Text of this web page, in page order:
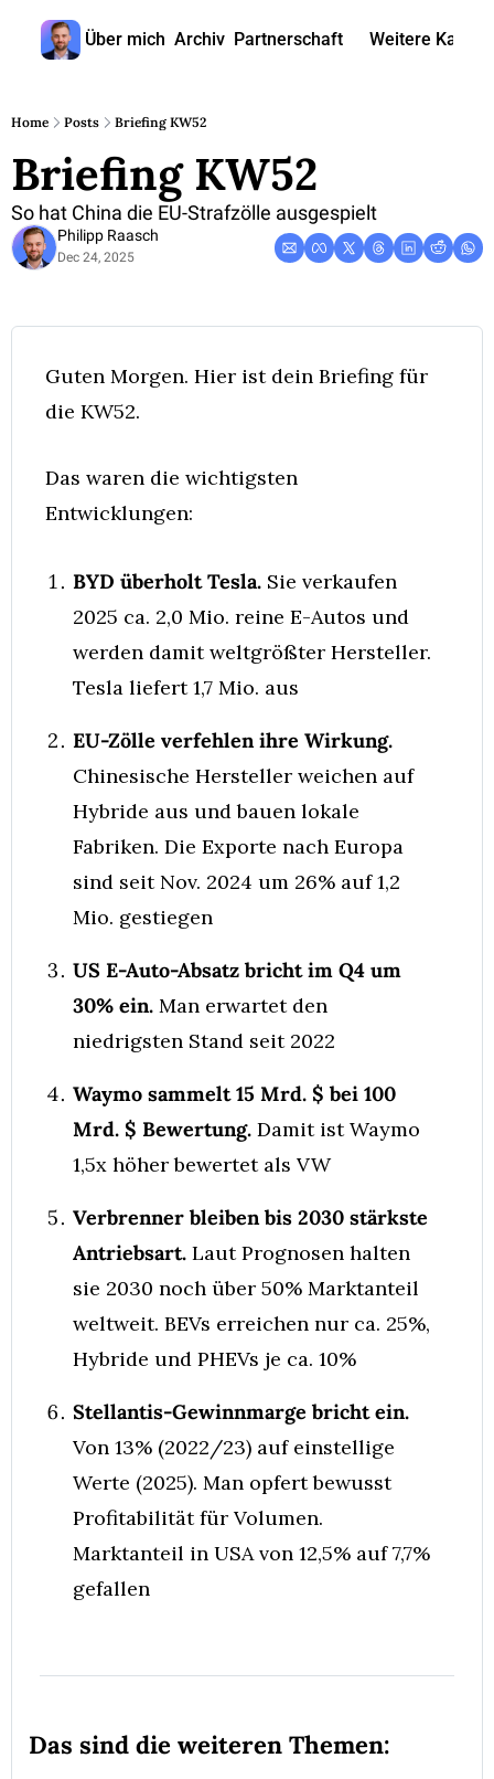
Über mich Archiv Partnerschaft Weitere Kanäle
Home Posts Briefing KW52
Briefing KW52
So hat China die EU-Strafzölle ausgespielt
Philipp Raasch
Dec 24, 2025
Guten Morgen. Hier ist dein Briefing für
die KW52.
Das waren die wichtigsten
Entwicklungen:
BYD überholt Tesla. Sie verkaufen
2025 ca. 2,0 Mio. reine E-Autos und
werden damit weltgrößter Hersteller.
Tesla liefert 1,7 Mio. aus
EU-Zölle verfehlen ihre Wirkung.
Chinesische Hersteller weichen auf
Hybride aus und bauen lokale
Fabriken. Die Exporte nach Europa
sind seit Nov. 2024 um 26% auf 1,2
Mio. gestiegen
US E-Auto-Absatz bricht im Q4 um
30% ein. Man erwartet den
niedrigsten Stand seit 2022
Waymo sammelt 15 Mrd. $ bei 100
Mrd. $ Bewertung. Damit ist Waymo
1,5x höher bewertet als VW
Verbrenner bleiben bis 2030 stärkste
Antriebsart. Laut Prognosen halten
sie 2030 noch über 50% Marktanteil
weltweit. BEVs erreichen nur ca. 25%,
Hybride und PHEVs je ca. 10%
Stellantis-Gewinnmarge bricht ein.
Von 13% (2022/23) auf einstellige
Werte (2025). Man opfert bewusst
Profitabilität für Volumen.
Marktanteil in USA von 12,5% auf 7,7%
gefallen
Das sind die weiteren Themen: